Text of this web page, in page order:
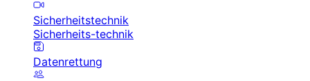
Sicherheitstechnik
Sicherheits-technik
Datenrettung